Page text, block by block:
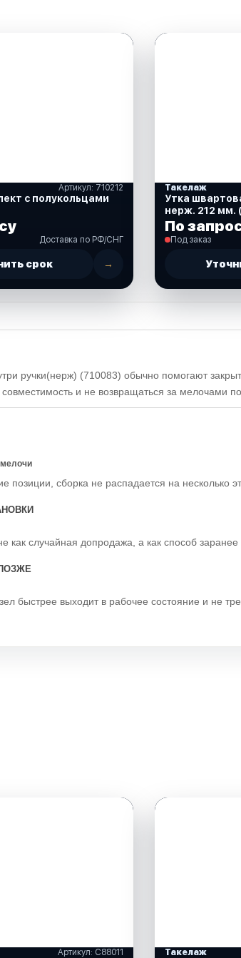
Артикул: 710212
с полукольцами
Доставка по РФ/СНГ
срок →
Такелаж
Утка
нерж. 212 мм.
По
Под заказ
ручки(нерж) (710083) обычно помогают
и не возвращаться за мелочами
позиции, сборка не распадается на несколько
как случайная допродажа, а как способ
быстрее выходит в рабочее состояние и не
Артикул: C88011 Такелаж